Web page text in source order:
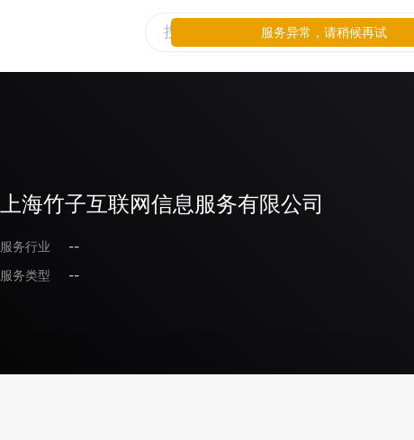
上海竹子互联网信息服务有限公司
服务行业
--
服务类型
--
服务异常，请稍候再试